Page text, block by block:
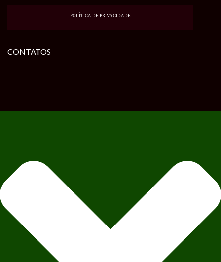
POLÍTICA DE PRIVACIDADE
CONTATOS